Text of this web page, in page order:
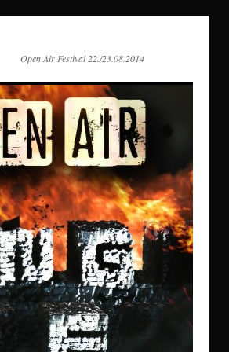
Open Air Festival 22./23.08.2014